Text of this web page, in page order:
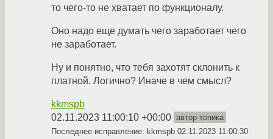
то чего-то не хватает по функционалу.
Оно надо еще думать чего заработает чего
не заработает.
Ну и понятно, что тебя захотят склонить к
платной. Логично? Иначе в чем смысл?
kkmspb
02.11.2023 11:00:10 +00:00 автор топика
Последнее исправление: kkmspb 02.11.2023 11:00:30